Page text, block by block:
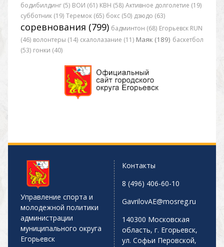
бодибилдинг (5) ВОИ (61) КВН (58) Активное долголетие (19)
субботник (19) Теремок (65) бокс (50) дзюдо (63)
соревнования (799) бадминтон (68) Егорьевск RUN
(46) волонтеры (14) скалолазание (11) Маяк (189) баскетбол
(53) гонки (40)
Управление спорта и
молодежной политики
администрации
муниципального округа
Егорьевск
Контакты
8 (496) 406-60-10
GavrilovAE@mosreg.ru
140300 Московская
область, г. Егорьевск,
ул. Софьи Перовской,